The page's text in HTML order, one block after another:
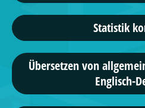
Statistik
Übersetzen von
Englisch-